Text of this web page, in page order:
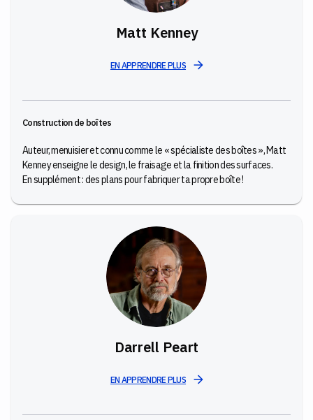
Matt Kenney
EN APPRENDRE PLUS
Construction de boîtes
Auteur, menuisier et connu comme le « spécialiste des boîtes », Matt
Kenney enseigne le design, le fraisage et la finition des surfaces.
En supplément : des plans pour fabriquer ta propre boîte !
Darrell Peart
EN APPRENDRE PLUS